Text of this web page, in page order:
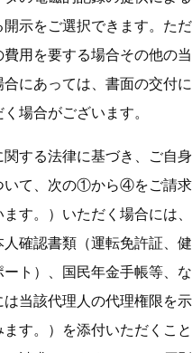
示をご選択できます。ただ
用を要する場合その他の当
にあっては、書面の交付に
場合がございます。
する法律に基づき、ご自身
いて、次の①から④をご請求
す。）いただく場合には、
確認書類（運転免許証、健
ト）、国民年金手帳等、な
当該代理人の代理権限を示
す。）を添付いただくこと